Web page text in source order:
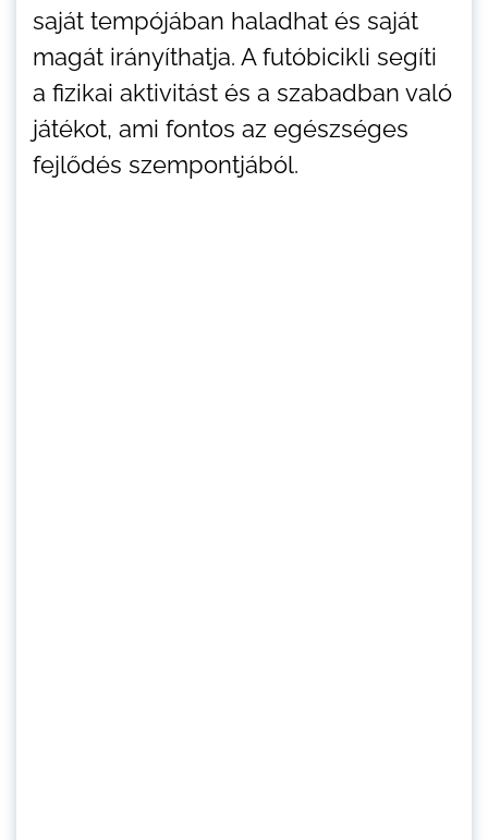
saját tempójában haladhat és saját
magát irányíthatja. A futóbicikli segíti
a fizikai aktivitást és a szabadban való
játékot, ami fontos az egészséges
fejlődés szempontjából.